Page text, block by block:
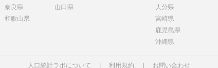
奈良県
和歌山県
山口県
大分県
宮崎県
鹿児島県
沖縄県
人口統計ラボについて 利用規約 お問い合わせ